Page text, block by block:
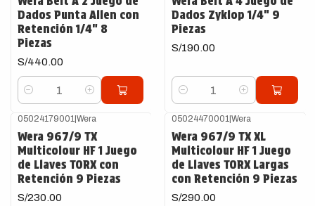
Dados Punta Allen con
Retención 1/4" 8
Piezas
S/440.00
Cantidad
Dados Zyklop 1/4" 9
Piezas
S/190.00
Cantidad
05024179001 |Wera
Wera 967/9 TX
Multicolour HF 1 Juego
de Llaves TORX con
Retención 9 Piezas
S/230.00
05024470001 |Wera
Wera 967/9 TX XL
Multicolour HF 1 Juego
de Llaves TORX Largas
con Retención 9 Piezas
S/290.00